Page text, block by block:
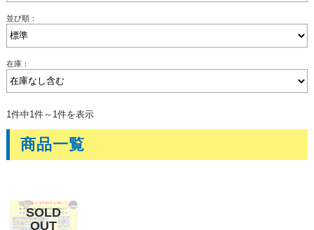
並び順：
在庫：
1件中1件～1件を表示
商品一覧